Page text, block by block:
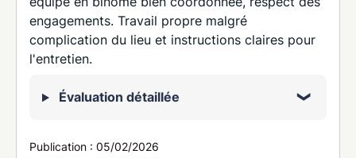
engagements. Travail propre malgré
complication du lieu et instructions claires pour
l'entretien.
Évaluation détaillée
Publication : 05/02/2026